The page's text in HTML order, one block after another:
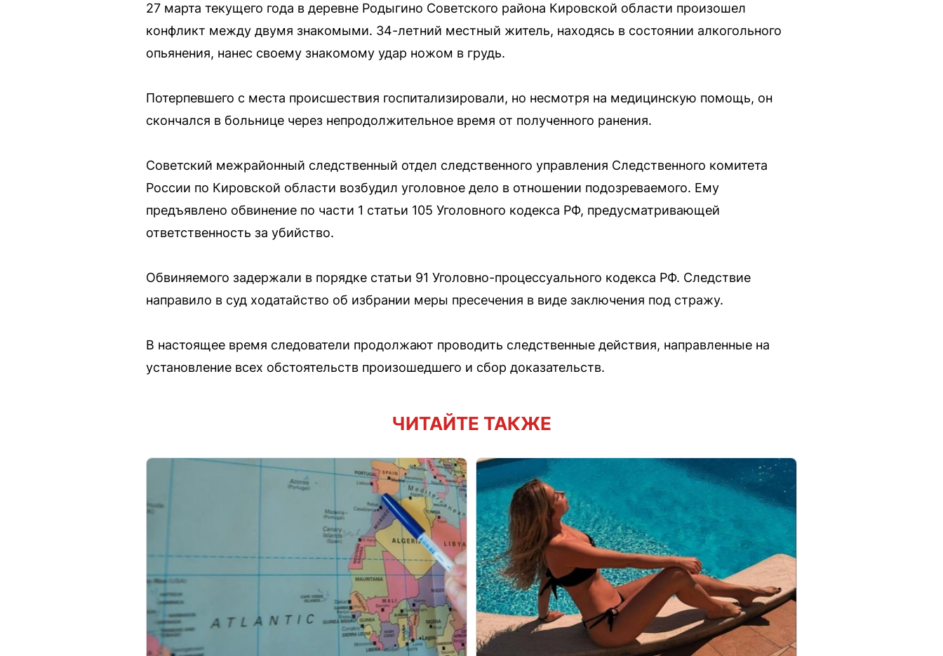
27 марта текущего года в деревне Родыгино Советского района Кировской области произошел
конфликт между двумя знакомыми. 34-летний местный житель, находясь в состоянии алкогольного
опьянения, нанес своему знакомому удар ножом в грудь.
Потерпевшего с места происшествия госпитализировали, но несмотря на медицинскую помощь, он
скончался в больнице через непродолжительное время от полученного ранения.
Советский межрайонный следственный отдел следственного управления Следственного комитета
России по Кировской области возбудил уголовное дело в отношении подозреваемого. Ему
предъявлено обвинение по части 1 статьи 105 Уголовного кодекса РФ, предусматривающей
ответственность за убийство.
Обвиняемого задержали в порядке статьи 91 Уголовно-процессуального кодекса РФ. Следствие
направило в суд ходатайство об избрании меры пресечения в виде заключения под стражу.
В настоящее время следователи продолжают проводить следственные действия, направленные на
установление всех обстоятельств произошедшего и сбор доказательств.
ЧИТАЙТЕ ТАКЖЕ